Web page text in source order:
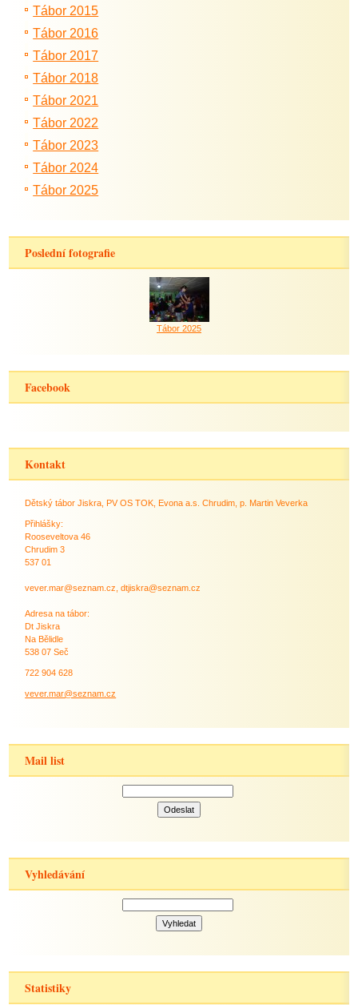
Tábor 2015
Tábor 2016
Tábor 2017
Tábor 2018
Tábor 2021
Tábor 2022
Tábor 2023
Tábor 2024
Tábor 2025
Poslední fotografie
Tábor 2025
Facebook
Kontakt
Dětský tábor Jiskra, PV OS TOK, Evona a.s. Chrudim, p. Martin Veverka
Přihlášky:
Rooseveltova 46
Chrudim 3
537 01
vever.mar@seznam.cz, dtjiskra@seznam.cz
Adresa na tábor:
Dt Jiskra
Na Bělidle
538 07 Seč
722 904 628
vever.mar@seznam.cz
Mail list
Vyhledávání
Statistiky